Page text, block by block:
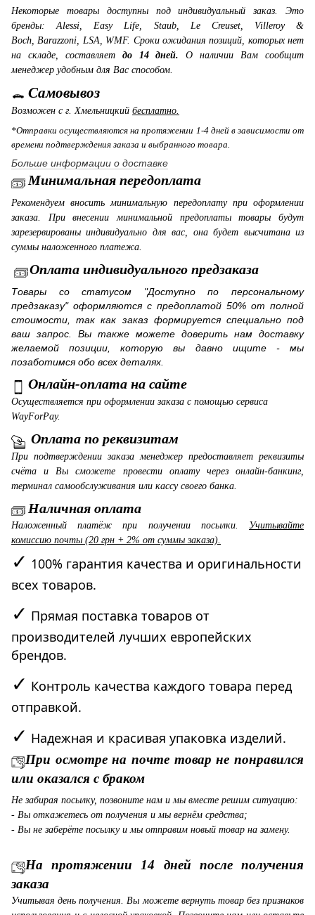
Некоторые товары доступны под индивидуальный заказ. Это
бренды: Alessi, Easy Life, Staub, Le Creuset, Villeroy &
Boch, Barazzoni, LSA, WMF. Сроки ожидания позиций, которых нет
на складе, составляетдо 14 дней. О наличии Вам сообщит
менеджер удобным для Вас способом.
Самовывоз
Возможен с г. Хмельницкий бесплатно.
*Отправки осуществляются на протяжении 1-4 дней в зависимости от
времени подтверждения заказа и выбранного товара.
Больше информации о доставке
Минимальная передоплата
Рекомендуем вносить минимальную передоплату при оформлении
заказа. При внесении минимальной предоплаты товары будут
зарезервированы индивидуально для вас, она будет высчитана из
суммы наложенного платежа.
Оплата индивидуального предзаказа
Товары со статусом "Доступно по персональному
предзаказу" оформляются с предоплатой 50% от полной
стоимости, так как заказ формируется специально под
ваш запрос. Вы также можете доверить нам доставку
желаемой позиции, которую вы давно ищите - мы
позаботимся обо всех деталях.
Онлайн-оплата на сайте
Осуществляется при оформлении заказа с помощью сервиса
WayForPay.
Оплата по реквизитам
При подтверждении заказа менеджер предоставляет реквизиты
счёта и Вы сможете провести оплату через онлайн-банкинг,
терминал самообслуживания или кассу своего банка.
Наличная оплата
Наложенный платёж при получении посылки. Учитывайте
комиссию почты (20 грн + 2% от суммы заказа).
✓ 100% гарантия качества и оригинальности
всех товаров.
✓ Прямая поставка товаров от
производителей лучших европейских
брендов.
✓ Контроль качества каждого товара перед
отправкой.
✓ Надежная и красивая упаковка изделий.
При осмотре на почте товар не понравился
или оказался с браком
Не забирая посылку, позвоните нам и мы вместе решим ситуацию:
- Вы откажетесь от получения и мы вернём средства;
- Вы не заберёте посылку и мы отправим новый товар на замену.
На протяжении 14 дней после получения
заказа
Учитывая день получения. Вы можете вернуть товар без признаков